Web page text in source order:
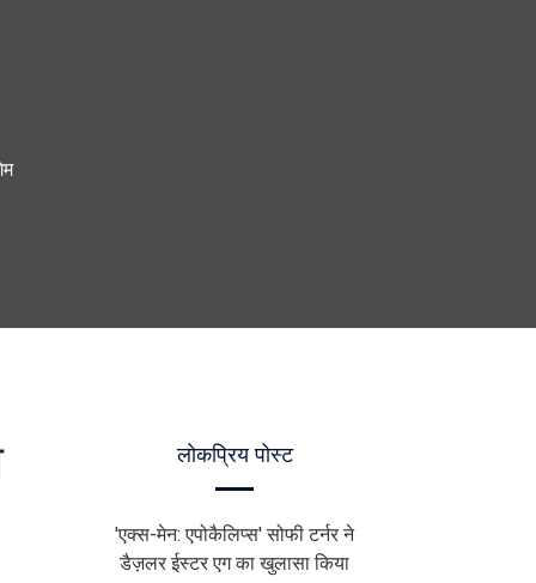
लोकप्रिय पोस्ट
'एक्स-मेन: एपोकैलिप्स' सोफी टर्नर ने
डैज़लर ईस्टर एग का खुलासा किया